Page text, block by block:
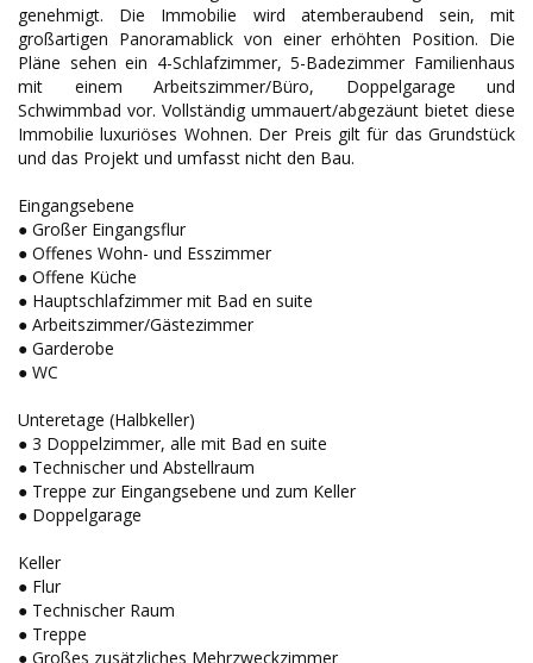
genehmigt. Die Immobilie wird atemberaubend sein, mit
großartigen Panoramablick von einer erhöhten Position. Die
Pläne sehen ein 4-Schlafzimmer, 5-Badezimmer Familienhaus
mit einem Arbeitszimmer/Büro, Doppelgarage und
Schwimmbad vor. Vollständig ummauert/abgezäunt bietet diese
Immobilie luxuriöses Wohnen. Der Preis gilt für das Grundstück
und das Projekt und umfasst nicht den Bau.
Eingangsebene
● Großer Eingangsflur
● Offenes Wohn- und Esszimmer
● Offene Küche
● Hauptschlafzimmer mit Bad en suite
● Arbeitszimmer/Gästezimmer
● Garderobe
● WC
Unteretage (Halbkeller)
● 3 Doppelzimmer, alle mit Bad en suite
● Technischer und Abstellraum
● Treppe zur Eingangsebene und zum Keller
● Doppelgarage
Keller
● Flur
● Technischer Raum
● Treppe
● Großes zusätzliches Mehrzweckzimmer